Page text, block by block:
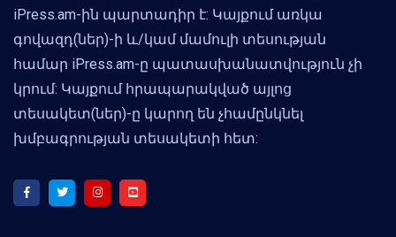
iPress.am-ին պարտադիր է: Կայքում առկա
գովազդ(ներ)-ի և/կամ մամուլի տեսության
համար iPress.am-ը պատասխանատվություն չի
կրում: Կայքում հրապարակված այլոց
տեսակետ(ներ)-ը կարող են չհամընկնել
խմբագրության տեսակետի հետ: